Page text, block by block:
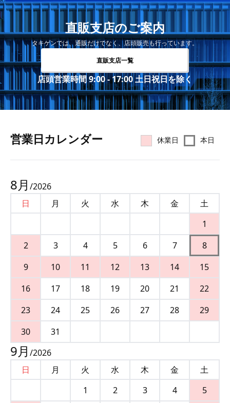
直販支店のご案内
タキゲンでは、通販だけでなく、店頭販売も行っています。
直販支店一覧
店頭営業時間 9:00 - 17:00 土日祝日を除く
営業⽇カレンダー 休業日 本日
8月 /2026
日
月 火 水 木 金
土
1
2
3 4 5 6 7
8
9
10 11 12 13 14
15
16
17 18 19 20 21
22
23
24 25 26 27 28
29
30
31
9月 /2026
日
月 火 水 木 金
土
1
2 3 4
5